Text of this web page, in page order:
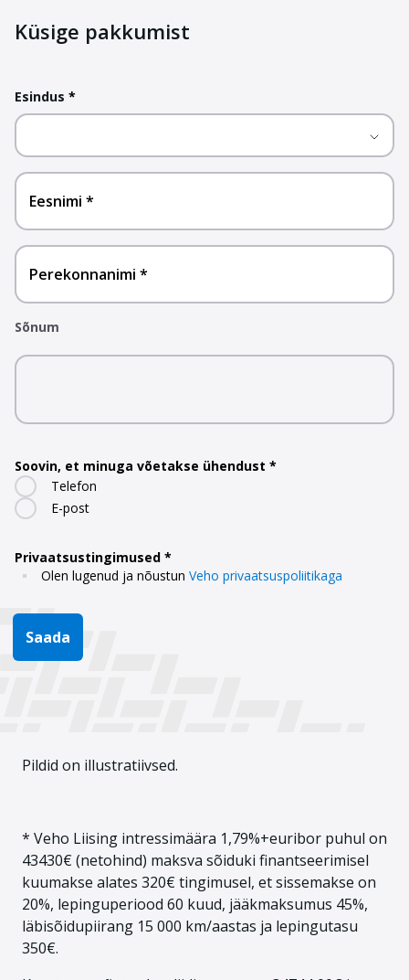
Küsige pakkumist
Esindus *
Eesnimi
Perekonnanimi
Sõnum
Soovin, et minuga võetakse ühendust
Telefon
E-post
Privaatsustingimused
Olen lugenud ja nõustun Veho privaatsuspoliitikaga
Saada
Pildid on illustratiivsed.
* Veho Liising intressimäära 1,79%+euribor puhul on
43430€ (netohind) maksva sõiduki finantseerimisel
kuumakse alates 320€ tingimusel, et sissemakse on
20%, lepinguperiood 60 kuud, jääkmaksumus 45%,
läbisõidupiirang 15 000 km/aastas ja lepingutasu
350€.